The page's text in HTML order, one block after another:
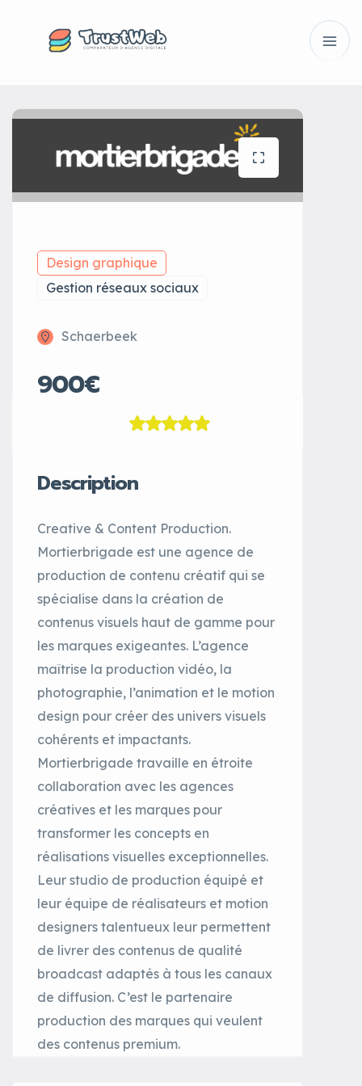
Design graphique
Gestion réseaux sociaux
Schaerbeek
900€
Description
Creative & Content Production.
Mortierbrigade est une agence de
production de contenu créatif qui se
spécialise dans la création de
contenus visuels haut de gamme pour
les marques exigeantes. L’agence
maîtrise la production vidéo, la
photographie, l’animation et le motion
design pour créer des univers visuels
cohérents et impactants.
Mortierbrigade travaille en étroite
collaboration avec les agences
créatives et les marques pour
transformer les concepts en
réalisations visuelles exceptionnelles.
Leur studio de production équipé et
leur équipe de réalisateurs et motion
designers talentueux leur permettent
de livrer des contenus de qualité
broadcast adaptés à tous les canaux
de diffusion. C’est le partenaire
production des marques qui veulent
des contenus premium.